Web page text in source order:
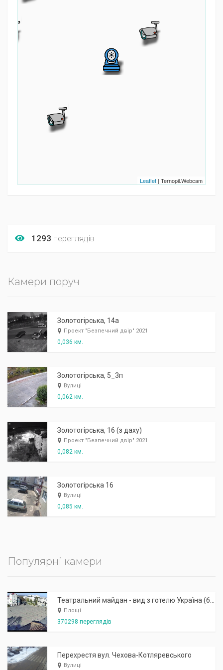
Leaflet | Ternopil.Webcam
1293 переглядів
Камери поруч
Золотогірська, 14а
Проект "Безпечний двір" 2021
0,036 км.
Золотогірська, 5_3п
Вулиці
0,062 км.
Золотогірська, 16 (з даху)
Проект "Безпечний двір" 2021
0,082 км.
Золотогірська 16
Вулиці
0,085 км.
Популярні камери
Площі
370298 переглядів
Перехрестя вул. Чехова-Котляревського
Вулиці